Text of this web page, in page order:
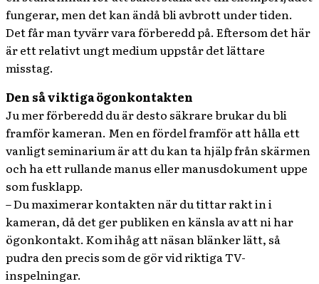
fungerar, men det kan ändå bli avbrott under tiden.
Det får man tyvärr vara förberedd på. Eftersom det här
är ett relativt ungt medium uppstår det lättare
misstag.
Den så viktiga ögonkontakten
Ju mer förberedd du är desto säkrare brukar du bli
framför kameran. Men en fördel framför att hålla ett
vanligt seminarium är att du kan ta hjälp från skärmen
och ha ett rullande manus eller manusdokument uppe
som fusklapp.
– Du maximerar kontakten när du tittar rakt in i
kameran, då det ger publiken en känsla av att ni har
ögonkontakt. Kom ihåg att näsan blänker lätt, så
pudra den precis som de gör vid riktiga TV-
inspelningar.